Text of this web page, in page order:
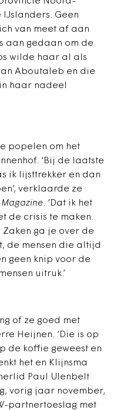
Geen
van meet af aan
aan gedaan om de
wilde haar al als
Aboutaleb en die
haar nadeel
popelen om het
‘Bij de laatste
ik lijsttrekker en dan
verklaarde ze
Magazine. ‘Dat ik het
de crisis te maken.
ga je over de
de mensen die altijd
geen knip voor de
uitruk.’
of ze goed met
Heijnen. ‘Die is op
de koffie geweest en
het en Klijnsma
Paul Ulenbelt
vorig jaar november,
partnertoeslag met